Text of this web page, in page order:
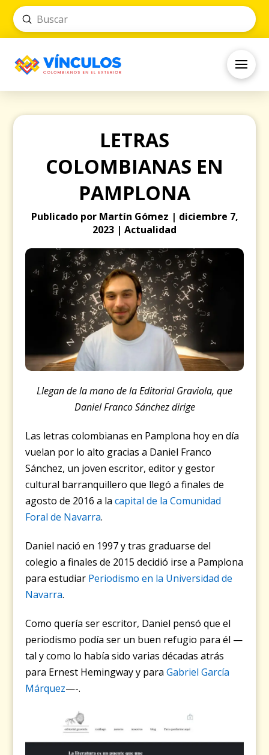
Search
Submit
LETRAS
COLOMBIANAS EN
PAMPLONA
Publicado por Martín Gómez | diciembre 7,
2023 | Actualidad
Llegan de la mano de la Editorial Graviola, que
Daniel Franco Sánchez dirige
Las letras colombianas en Pamplona hoy en día
vuelan por lo alto gracias a Daniel Franco
Sánchez, un joven escritor, editor y gestor
cultural barranquillero que llegó a finales de
agosto de 2016 a lacapital de la Comunidad
Foral de Navarra.
Daniel nació en 1997 y tras graduarse del
colegio a finales de 2015 decidió irse a Pamplona
para estudiar Periodismo en la Universidad de
Navarra.
Como quería ser escritor, Daniel pensó que el
periodismo podía ser un buen refugio para él —
tal y como lo había sido varias décadas atrás
para Ernest Hemingway y paraGabriel García
Márquez—-.